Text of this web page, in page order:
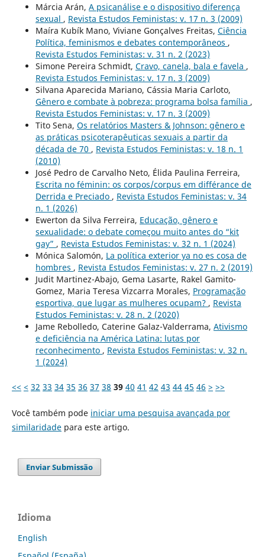
Márcia Arán, A psicanálise e o dispositivo diferença
sexual , Revista Estudos Feministas: v. 17 n. 3 (2009)
Maíra Kubík Mano, Viviane Gonçalves Freitas, Ciência
Política, feminismos e debates contemporâneos ,
Revista Estudos Feministas: v. 31 n. 2 (2023)
Simone Pereira Schmidt, Cravo, canela, bala e favela ,
Revista Estudos Feministas: v. 17 n. 3 (2009)
Silvana Aparecida Mariano, Cássia Maria Carloto,
Gênero e combate à pobreza: programa bolsa família ,
Revista Estudos Feministas: v. 17 n. 3 (2009)
Tito Sena, Os relatórios Masters & Johnson: gênero e
as práticas psicoterapêuticas sexuais a partir da
década de 70 , Revista Estudos Feministas: v. 18 n. 1
(2010)
José Pedro de Carvalho Neto, Élida Paulina Ferreira,
Escrita no féminin: os corpos/corpus em différance de
Derrida e Preciado , Revista Estudos Feministas: v. 34
n. 1 (2026)
Ewerton da Silva Ferreira, Educação, gênero e
sexualidade: o debate começou muito antes do “kit
gay” , Revista Estudos Feministas: v. 32 n. 1 (2024)
Mónica Salomón, La política exterior ya no es cosa de
hombres , Revista Estudos Feministas: v. 27 n. 2 (2019)
Judit Martinez-Abajo, Gema Lasarte, Rakel Gamito-
Gomez, Maria Teresa Vizcarra Morales, Programação
esportiva, que lugar as mulheres ocupam? , Revista
Estudos Feministas: v. 28 n. 2 (2020)
Jame Rebolledo, Caterine Galaz-Valderrama, Ativismo
e deficiência na América Latina: lutas por
reconhecimento , Revista Estudos Feministas: v. 32 n.
1 (2024)
<< < 32 33 34 35 36 37 38 39 40 41 42 43 44 45 46 > >>
Você também pode iniciar uma pesquisa avançada por
similaridadepara este artigo.
Enviar Submissão
Idioma
English